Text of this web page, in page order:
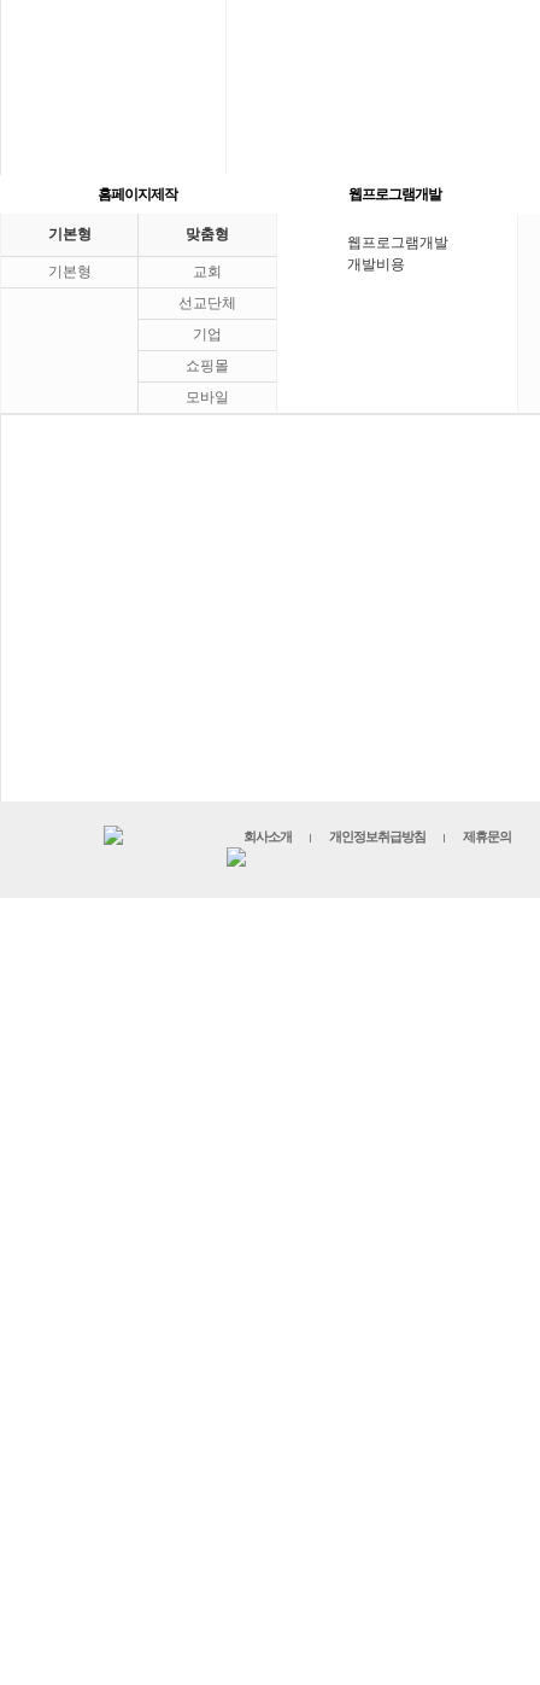
홈페이지제작 웹프로그램개발
기본형 맞춤형
기본형
교회
선교단체
기업
쇼핑몰
모바일
웹프로그램개발
개발비용
회사소개 개인정보취급방침 제휴문의